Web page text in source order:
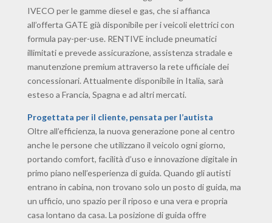
IVECO per le gamme diesel e gas, che si affianca
all’offerta GATE già disponibile per i veicoli elettrici con
formula pay-per-use. RENTIVE include pneumatici
illimitati e prevede assicurazione, assistenza stradale e
manutenzione premium attraverso la rete ufficiale dei
concessionari. Attualmente disponibile in Italia, sarà
esteso a Francia, Spagna e ad altri mercati.
Progettata per il cliente, pensata per l’autista
Oltre all’efficienza, la nuova generazione pone al centro
anche le persone che utilizzano il veicolo ogni giorno,
portando comfort, facilità d’uso e innovazione digitale in
primo piano nell’esperienza di guida. Quando gli autisti
entrano in cabina, non trovano solo un posto di guida, ma
un ufficio, uno spazio per il riposo e una vera e propria
casa lontano da casa. La posizione di guida offre